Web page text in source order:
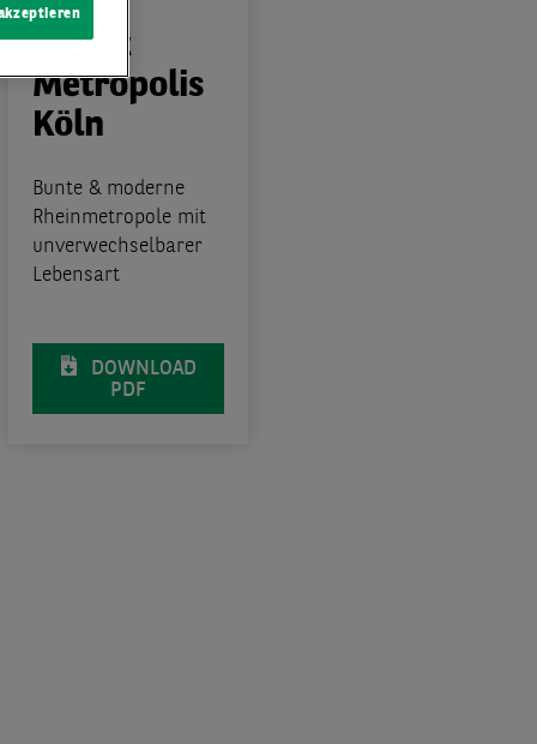
12:00
Smart
Metropolis
Köln
Bunte & moderne
Rheinmetropole mit
unverwechselbarer
Lebensart
DOWNLOAD
PDF